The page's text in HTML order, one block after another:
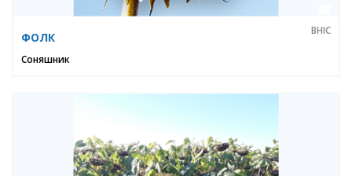
ФОЛК ВНІС
Соняшник